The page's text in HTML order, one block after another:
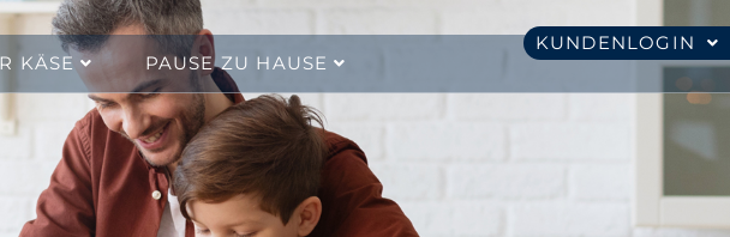
KUNDENLOGIN
KÄSE PAUSE ZU HAUSE